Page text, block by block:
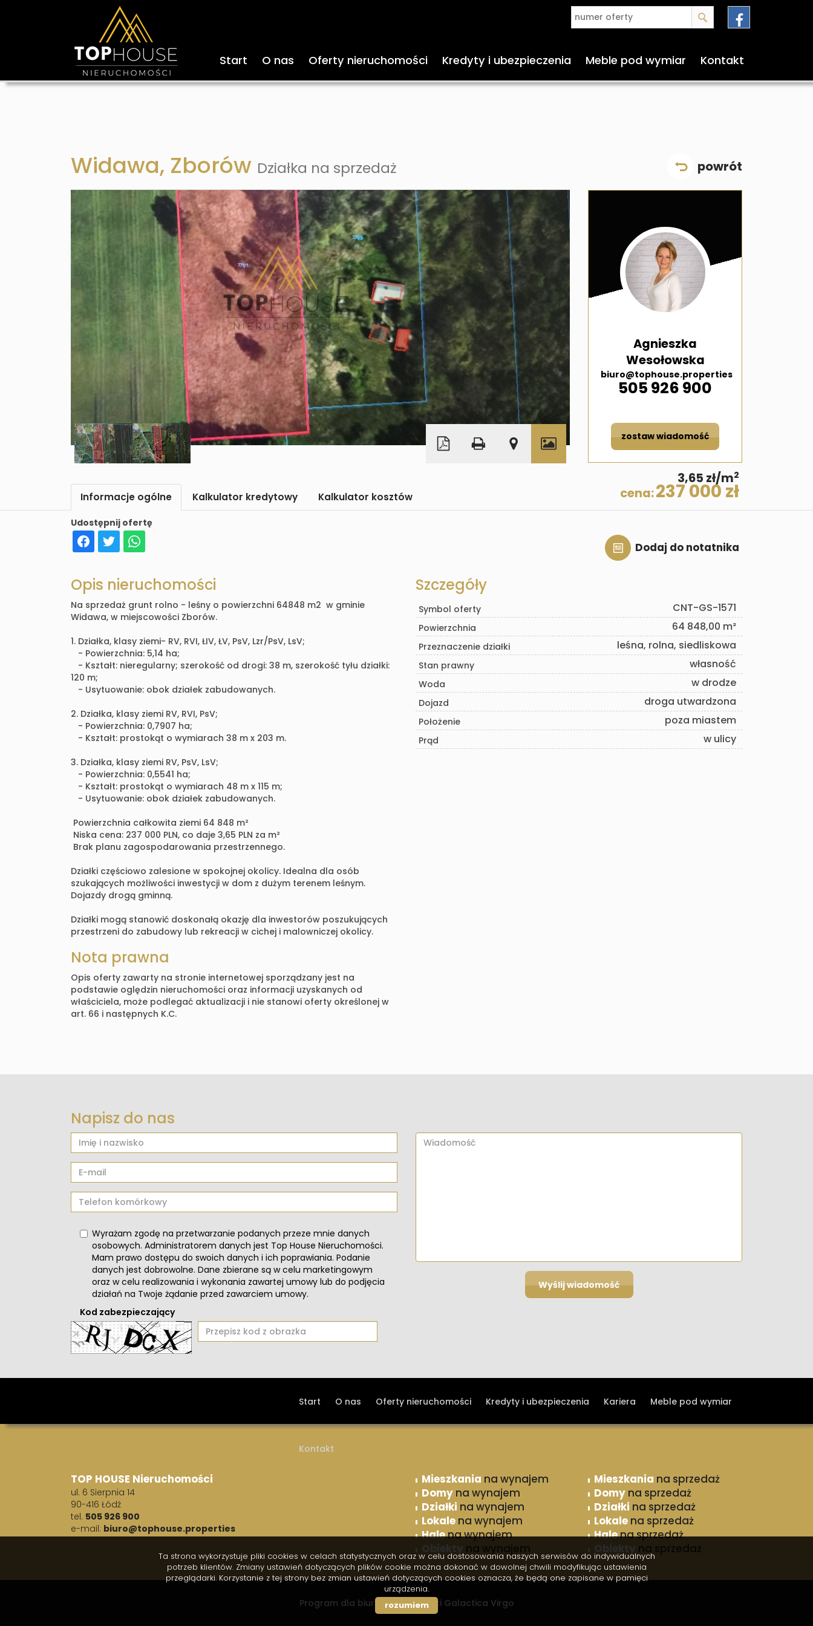
Start O nas Oferty nieruchomości Kredyty i ubezpieczenia Meble pod wymiar Kontakt
Widawa, Zborów Działka na sprzedaż powrót
+
−
©OpenStreetMap contributors
Agnieszka
Wesołowska
biuro@tophouse.properties
505 926 900
zostaw wiadomość
3,65 zł/m2
cena:237 000 zł
Dodaj do notatnika
Udostępnij ofertę
Informacje ogólne Kalkulator kredytowy Kalkulator kosztów
Opis nieruchomości
Na sprzedaż grunt rolno - leśny o powierzchni 64848 m2 w gminie
Widawa, w miejscowości Zborów.
1. Działka, klasy ziemi- RV, RVI, ŁIV, ŁV, PsV, Lzr/PsV, LsV;
- Powierzchnia: 5,14 ha;
- Kształt: nieregularny; szerokość od drogi: 38 m, szerokość tyłu działki:
120 m;
- Usytuowanie: obok działek zabudowanych.
2. Działka, klasy ziemi RV, RVI, PsV;
- Powierzchnia: 0,7907 ha;
- Kształt: prostokąt o wymiarach 38 m x 203 m.
3. Działka, klasy ziemi RV, PsV, LsV;
- Powierzchnia: 0,5541 ha;
- Kształt: prostokąt o wymiarach 48 m x 115 m;
- Usytuowanie: obok działek zabudowanych.
Powierzchnia całkowita ziemi 64 848 m²
Niska cena: 237 000 PLN, co daje 3,65 PLN za m²
Brak planu zagospodarowania przestrzennego.
Działki częściowo zalesione w spokojnej okolicy. Idealna dla osób
szukających możliwości inwestycji w dom z dużym terenem leśnym.
Dojazdy drogą gminną.
Działki mogą stanowić doskonałą okazję dla inwestorów poszukujących
przestrzeni do zabudowy lub rekreacji w cichej i malowniczej okolicy.
Nota prawna
Opis oferty zawarty na stronie internetowej sporządzany jest na
podstawie oględzin nieruchomości oraz informacji uzyskanych od
właściciela, może podlegać aktualizacji i nie stanowi oferty określonej w
art. 66 i następnych K.C.
Szczegóły
Symbol oferty CNT-GS-1571
Powierzchnia 64 848,00 m²
Przeznaczenie działki leśna, rolna, siedliskowa
Stan prawny własność
Woda w drodze
Dojazd droga utwardzona
Położenie poza miastem
Prąd w ulicy
Napisz do nas
Wyrażam zgodę na przetwarzanie podanych przeze mnie danych
osobowych. Administratorem danych jest Top House Nieruchomości.
Mam prawo dostępu do swoich danych i ich poprawiania. Podanie
danych jest dobrowolne. Dane zbierane są w celu marketingowym
oraz w celu realizowania i wykonania zawartej umowy lub do podjęcia
działań na Twoje żądanie przed zawarciem umowy.
Kod zabezpieczający
Start O nas Oferty nieruchomości Kredyty i ubezpieczenia Kariera Meble pod wymiar
Kontakt
TOP HOUSE Nieruchomości
ul. 6 Sierpnia 14
90-416 Łódź
tel. 505 926 900
e-mail: biuro@tophouse.properties
Mieszkania na wynajem
Domy na wynajem
Działki na wynajem
Lokale na wynajem
Halena wynajem
Obiekty na wynajem
Mieszkania na sprzedaż
Domy na sprzedaż
Działki na sprzedaż
Lokale na sprzedaż
Halena sprzedaż
Obiekty na sprzedaż
Program dla biur nieruchomości Galactica Virgo
Ta strona wykorzystuje pliki cookies w celach statystycznych oraz w celu dostosowania naszych serwisów do indywidualnych
potrzeb klientów. Zmiany ustawień dotyczących plików cookie można dokonać w dowolnej chwili modyfikując ustawienia
przeglądarki. Korzystanie z tej strony bez zmian ustawień dotyczących cookies oznacza, że będą one zapisane w pamięci
urządzenia.
rozumiem